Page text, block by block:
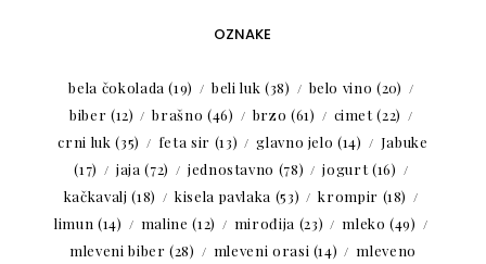
OZNAKE
bela čokolada (19) beli luk (38) belo vino (20)
biber (12) brašno (46) brzo (61) cimet(22)
crni luk (35) feta sir (13) glavno jelo (14)
Jabuke
(17)
jaja (72) jednostavno (78) jogurt(16)
kačkavalj (18) kisela pavlaka (53) krompir (18)
limun (14) maline (12) mirođija (23) mleko (49)
mleveni biber (28) mleveni orasi (14) mleveno